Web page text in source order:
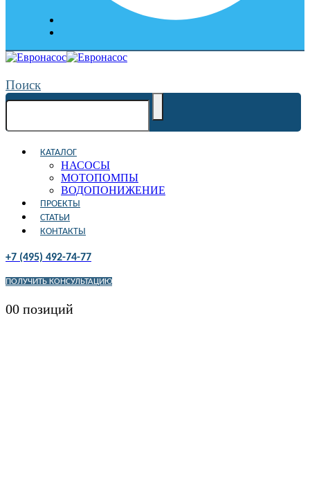
Поиск
КАТАЛОГ
НАСОСЫ
МОТОПОМПЫ
ВОДОПОНИЖЕНИЕ
ПРОЕКТЫ
СТАТЬИ
КОНТАКТЫ
+7 (495) 492-74-77
ПОЛУЧИТЬ КОНСУЛЬТАЦИЮ
00 позиций